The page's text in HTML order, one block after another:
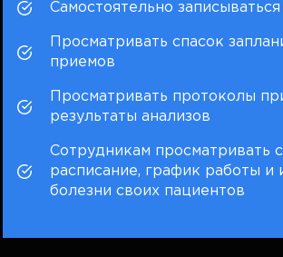
Самостоятельно
Просматривать спасок
приемов
Просматривать протоколы
результаты анализов
Сотрудникам просматривать
расписание, график работы и
болезни своих пациентов